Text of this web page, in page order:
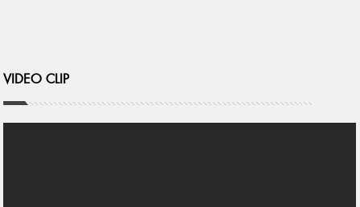
VIDEO CLIP